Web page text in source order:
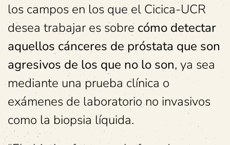
los campos en los que el Cicica-UCR
desea trabajar es sobre cómo detectar
aquellos cánceres de próstata que son
agresivos de los que no lo son, ya sea
mediante una prueba clínica o
exámenes de laboratorio no invasivos
como la biopsia líquida.